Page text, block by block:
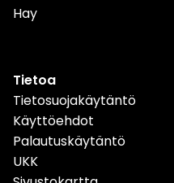
Hay
Tietoa
Tietosuojakäytäntö
Käyttöehdot
Palautuskäytäntö
UKK